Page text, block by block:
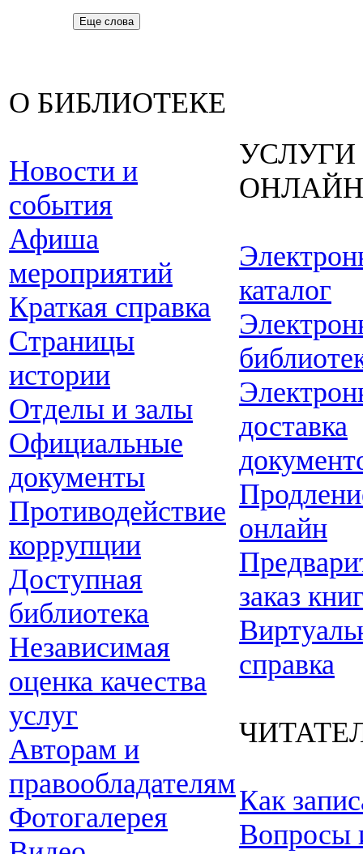
Еще слова
О БИБЛИОТЕКЕ
Новости и
события
Афиша
мероприятий
Краткая справка
Страницы
истории
Отделы и залы
Официальные
документы
Противодействие
коррупции
Доступная
библиотека
Независимая
оценка качества
услуг
Авторам и
правообладателям
Фотогалерея
УСЛУГИ
ОНЛАЙН
каталог
доставка
онлайн
заказ
справка
Как
Вопросы